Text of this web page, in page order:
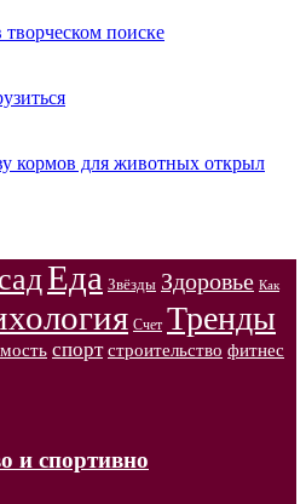
поиске
кормов для животных открыл
Еда Звёзды Здоровье Как
Счет Тренды
спорт строительство фитнес
и спортивно